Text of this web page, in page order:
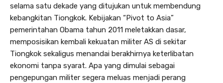
selama satu dekade yang ditujukan untuk membendung
kebangkitan Tiongkok. Kebijakan “Pivot to Asia”
pemerintahan Obama tahun 2011 meletakkan dasar,
memposisikan kembali kekuatan militer AS di sekitar
Tiongkok sekaligus menandai berakhirnya keterlibatan
ekonomi tanpa syarat. Apa yang dimulai sebagai
pengepungan militer segera meluas menjadi perang